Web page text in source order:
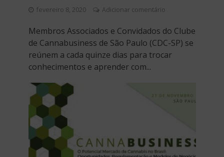
fevereiro 8, 2020 Adicionar comentário
Membros Associados e Convidados do Clube
de Cannabusiness de São Paulo (CDC-SP) se
reúnem a cada quinze dias para trocar
conhecimentos e aprender com...